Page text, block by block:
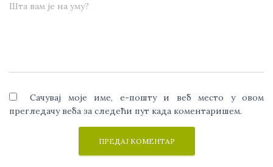
Шта вам је на уму?
Сачувај моје име, е-пошту и веб место у овом
прегледачу веба за следећи пут када коментаришем.